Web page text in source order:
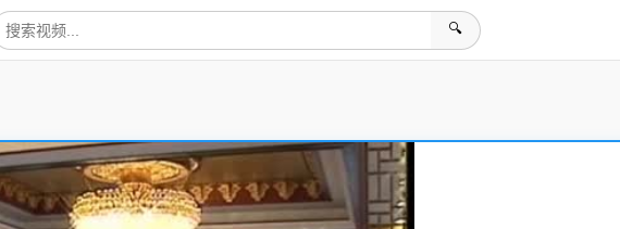
🔍